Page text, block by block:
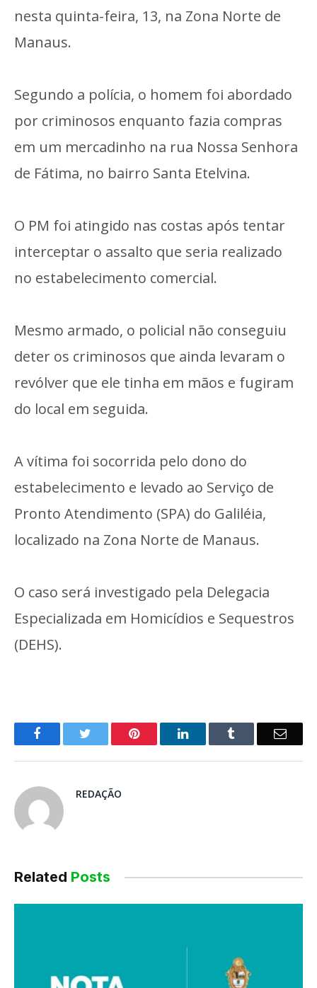
nesta quinta-feira, 13, na Zona Norte de
Manaus.
Segundo a polícia, o homem foi abordado
por criminosos enquanto fazia compras
em um mercadinho na rua Nossa Senhora
de Fátima, no bairro Santa Etelvina.
O PM foi atingido nas costas após tentar
interceptar o assalto que seria realizado
no estabelecimento comercial.
Mesmo armado, o policial não conseguiu
deter os criminosos que ainda levaram o
revólver que ele tinha em mãos e fugiram
do local em seguida.
A vítima foi socorrida pelo dono do
estabelecimento e levado ao Serviço de
Pronto Atendimento (SPA) do Galiléia,
localizado na Zona Norte de Manaus.
O caso será investigado pela Delegacia
Especializada em Homicídios e Sequestros
(DEHS).
o
Pinterest LinkedIn
E-
REDAÇÃO
Related Posts